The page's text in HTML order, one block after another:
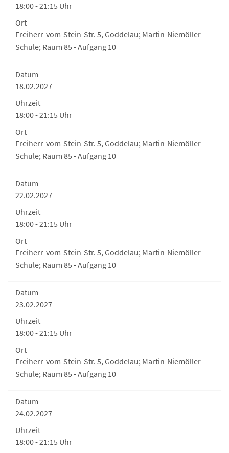
18:00 - 21:15 Uhr
Ort
Freiherr-vom-Stein-Str. 5, Goddelau; Martin-Niemöller-
Schule; Raum 85 - Aufgang 10
Datum
18.02.2027
Uhrzeit
18:00 - 21:15 Uhr
Ort
Freiherr-vom-Stein-Str. 5, Goddelau; Martin-Niemöller-
Schule; Raum 85 - Aufgang 10
Datum
22.02.2027
Uhrzeit
18:00 - 21:15 Uhr
Ort
Freiherr-vom-Stein-Str. 5, Goddelau; Martin-Niemöller-
Schule; Raum 85 - Aufgang 10
Datum
23.02.2027
Uhrzeit
18:00 - 21:15 Uhr
Ort
Freiherr-vom-Stein-Str. 5, Goddelau; Martin-Niemöller-
Schule; Raum 85 - Aufgang 10
Datum
24.02.2027
Uhrzeit
18:00 - 21:15 Uhr